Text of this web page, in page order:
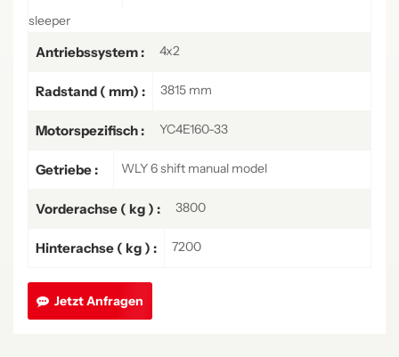
sleeper
Antriebssystem : 4x2
Radstand ( mm) : 3815 mm
Motorspezifisch : YC4E160-33
Getriebe : WLY 6 shift manual model
Vorderachse ( kg ) : 3800
Hinterachse ( kg ) : 7200
Jetzt Anfragen